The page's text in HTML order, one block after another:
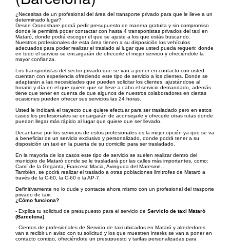
¿Necesitas de un profesional del área del transporte privado para que le lleve a un
determinado lugar?
Desde Cronoshare podrá pedir presupuesto de manera gratuita y sin compromiso
donde le permitirá poder contactar con hasta 4 transportistas privados del taxi en
Mataró, donde podrá escoger el que se ajuste a los que estás buscando.
Nuestros profesionales de esta área tienen a su disposición los vehículos
adecuados para poder realizar el traslado al lugar que usted pueda requerir, donde
en todo el servicio se encargarán de ofrecerle el mejor servicio y ofreciéndole la
mayor confianza.
Los transportistas del sector privado que se van a poner en contacto con usted
cuentan con experiencia ofreciendo este tipo de servicio a los clientes. Donde se
adaptarán a las necesidades que pueden solicitar los clientes, ajustándose al
horario y día en el que quiere que se lleve a cabo el servicio demandado, además
tiene que tener en cuenta de que algunos de nuestros colaboradores en ciertas
ocasiones pueden ofrecer sus servicios las 24 horas.
Usted le indicará el trayecto que quiere efectuar para ser trasladado pero en estos
casos los profesionales se encargarán de aconsejarle y ofrecerle otras rutas donde
puedan llegar más rápido al lugar que quiere que ser llevado.
Decantarse por los servicios de estos profesionales es la mejor opción ya que se va
a beneficiar de un servicio exclusivo y personalizado, donde podrá tener a su
disposición un taxi en la puerta de su domicilio para ser trasladado.
En la mayoría de los casos este tipo de servicio se suelen realizar dentro del
municipio de Mataró donde se le trasladará por las calles más importantes, como:
Camí de la Geganta, Francesc Macia, Avinguda del Maresme…
También, se podrá realizar el traslado a otras poblaciones limítrofes de Mataró a
través de la C-60, la C-60 o la AP-7.
Definitivamente no lo dude y contacte ahora mismo con un profesional del trasporte
privado de taxi.
¿Cómo funciona?
- Explica tu solicitud de presupuesto para el servicio de Servicio de taxi Mataró
(Barcelona)
- Cientos de profesionales de Servicio de taxi ubicados en Mataró y alrededores
van a recibir un aviso con tu solicitud y los que muestren interés se van a poner en
contacto contigo, ofreciéndote un presupuesto y tarifas personalizadas para